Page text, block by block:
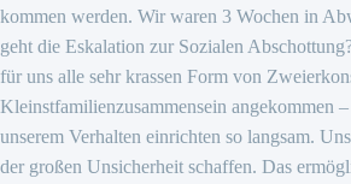
kommen werden. Wir waren 3 Wochen in
geht die Eskalation zur Sozialen
für uns alle sehr krassen Form von
Kleinstfamilienzusammensein angekommen
unserem Verhalten einrichten so langsam.
der großen Unsicherheit schaffen. Das